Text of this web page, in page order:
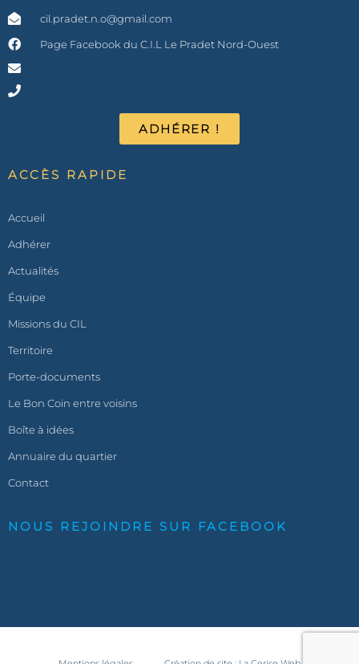
cil.pradet.n.o@gmail.com
Page Facebook du C.I.L Le Pradet Nord-Ouest
ADHÉRER !
ACCÈS RAPIDE
Accueil
Adhérer
Actualités
Équipe
Missions du CIL
Territoire
Porte-documents
Le Bon Coin entre voisins
Boîte à idées
Annuaire du quartier
Contact
NOUS REJOINDRE SUR FACEBOOK